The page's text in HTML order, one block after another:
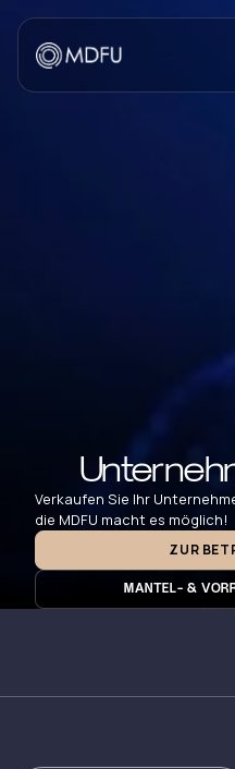
Verkaufen Sie Ihr
die MDFU macht es möglich!
ZUR
MANTEL- &